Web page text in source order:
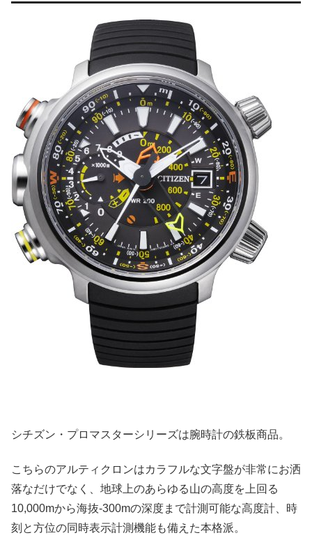
シチズン・プロマスターシリーズは腕時計の鉄板商品。
こちらのアルティクロンはカラフルな文字盤が非常にお洒
落なだけでなく、地球上のあらゆる山の高度を上回る
10,000mから海抜-300mの深度まで計測可能な高度計、時
刻と方位の同時表示計測機能も備えた本格派。